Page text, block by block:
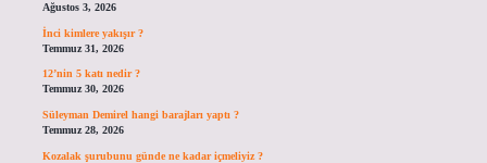
Ağustos 3, 2026
İnci kimlere yakışır ?
Temmuz 31, 2026
12’nin 5 katı nedir ?
Temmuz 30, 2026
Süleyman Demirel hangi barajları yaptı ?
Temmuz 28, 2026
Kozalak şurubunu günde ne kadar içmeliyiz ?